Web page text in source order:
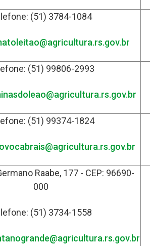
(51) 3784-1084
(51) 99806-2993
(51) 99374-1824
Raabe, 177 - CEP: 96690-
000
(51) 3734-1558